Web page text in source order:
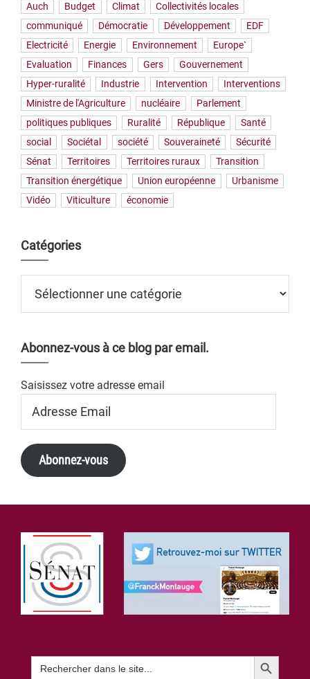
Auch
Budget Climat
Collectivités locales
communiqué
Démocratie Développement
EDF
Electricité
Energie Environnement
Europe`
Evaluation
Finances Gers
Gouvernement
Hyper-ruralité
Industrie Intervention
Interventions
Ministre de l'Agriculture
nucléaire
Parlement
politiques publiques
Ruralité République
Santé
social
Sociétal société Souveraineté
Sécurité
Sénat
Territoires Territoires ruraux
Transition
Transition énergétique
Union européenne
Urbanisme
Vidéo
Viticulture économie
Catégories
Abonnez-vous à ce blog par email.
Saisissez votre adresse email
Email
Abonnez-vous
Footer
Search
for:
Search Button